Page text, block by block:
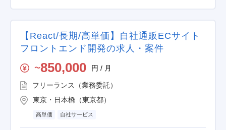
【React/長期/高単価】自社通販ECサイト
フロントエンド開発の求人・案件
〜850,000 円 / 月
フリーランス（業務委託）
東京・日本橋（東京都）
高単価 自社サービス